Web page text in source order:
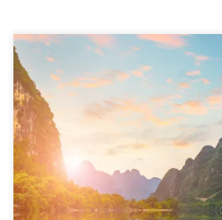
Depuis le début de l’humanité,
repos, le plaisir éternel mais
faut ? Depuis le début
bonheur éternel. Que faut-il
rejoigne […]